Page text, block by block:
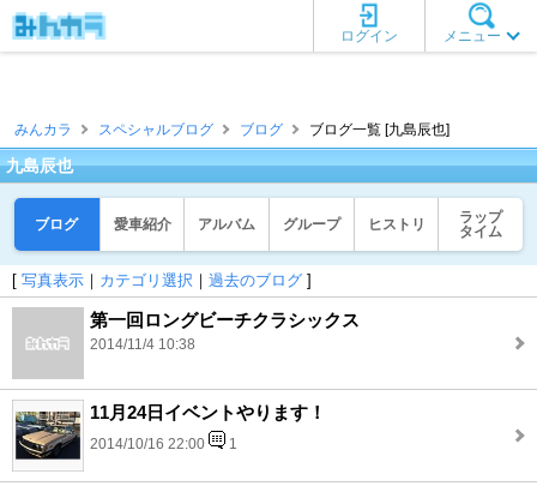
メニュー
ログイン
みんカラ スペシャルブログ ブログ ブログ一覧 [九島辰也]
九島辰也
ブログ 愛車紹介 アルバム グループ ヒストリ
ラップ
タイム
[ 写真表示 ｜ カテゴリ選択 ｜ 過去のブログ ]
第一回ロングビーチクラシックス
2014/11/4 10:38
11月24日イベントやります！
2014/10/16 22:00 1